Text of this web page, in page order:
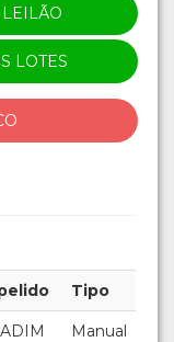
LOTES
Tipo
Manual